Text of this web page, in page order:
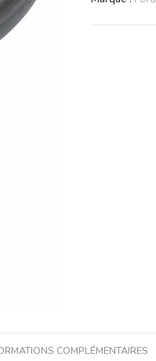
COMPLÉMENTAIRES